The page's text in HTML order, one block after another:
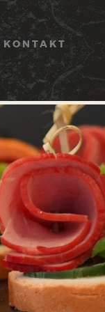
KONTAKT